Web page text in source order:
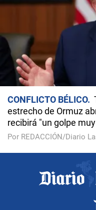
CONFLICTO BÉLICO
estrecho de Ormuz
recibirá "un golpe
Por REDACCIÓN/Diario